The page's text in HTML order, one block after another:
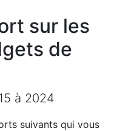
sur les
de
à 2024
suivants qui vous